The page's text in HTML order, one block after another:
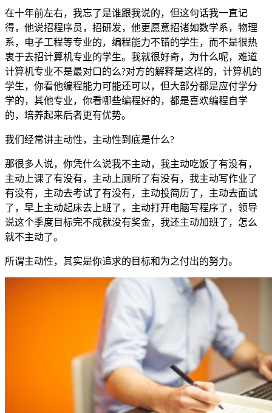
在十年前左右，我忘了是谁跟我说的，但这句话我一直记
得，他说招程序员，招研发，他更愿意招诸如数学系，物理
系，电子工程等专业的，编程能力不错的学生，而不是很热
衷于去招计算机专业的学生。我就很好奇，为什么呢，难道
计算机专业不是最对口的么?对方的解释是这样的，计算机的
学生，你看他编程能力可能还可以，但大部分都是应付学分
学的，其他专业，你看哪些编程好的，都是喜欢编程自学
的，培养起来后者更有优势。
我们经常讲主动性，主动性到底是什么?
那很多人说，你凭什么说我不主动，我主动吃饭了有没有，
主动上课了有没有，主动上厕所了有没有，我主动写作业了
有没有，主动去考试了有没有，主动投简历了，主动去面试
了，早上主动起床去上班了，主动打开电脑写程序了，领导
说这个季度目标完不成就没有奖金，我还主动加班了，怎么
就不主动了。
所谓主动性，其实是你追求的目标和为之付出的努力。